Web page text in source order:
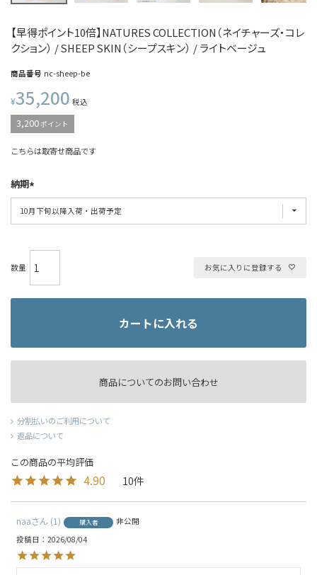
【早得ポイント10倍】NATURES COLLECTION（ネイチャーズ・コレ
クション） / SHEEP SKIN（シープスキン） / ライトベージュ
商品番号 nc-sheep-be
¥35,200 税込
3,200ポイント
こちらは取寄せ商品です
納期
お気に入りに登録する
カートに入れる
商品についてのお問い合わせ
分割払いのご利用について
返品について
4.90 10
naa 1 購入者
非公開
投稿日
2026/08/04